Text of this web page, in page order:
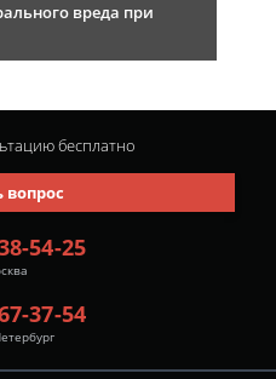
вреда при
54-25
37-54
вопрос
бесплатно